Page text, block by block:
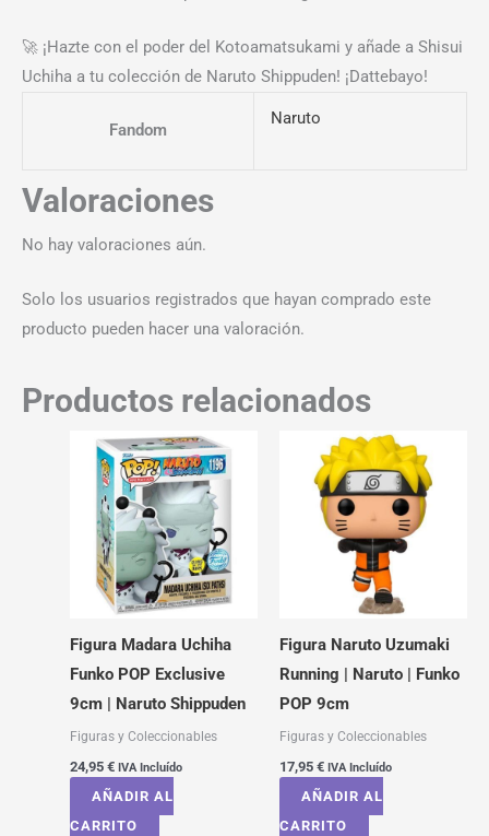
🚀 ¡Hazte con el poder del Kotoamatsukami y añade a Shisui
Uchiha a tu colección de Naruto Shippuden! ¡Dattebayo!
Fandom
Naruto
Valoraciones
No hay valoraciones aún.
Solo los usuarios registrados que hayan comprado este
producto pueden hacer una valoración.
Productos relacionados
Figura Madara Uchiha
Funko POP Exclusive
9cm | Naruto Shippuden
Figuras y Coleccionables
24,95 € IVA Incluído
AÑADIR AL
CARRITO
Figura Naruto Uzumaki
Running | Naruto | Funko
POP 9cm
Figuras y Coleccionables
17,95 € IVA Incluído
AÑADIR AL
CARRITO